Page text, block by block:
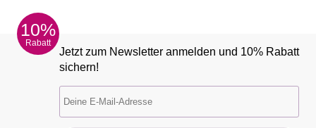
10%
Rabatt
Jetzt zum Newsletter anmelden und 10% Rabatt
sichern!